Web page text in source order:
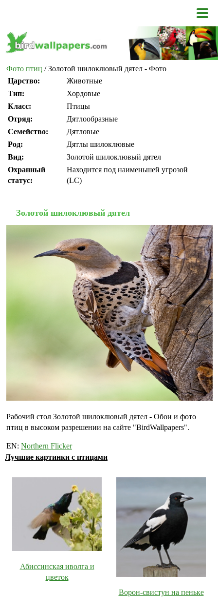
Фото птиц / Золотой шилоклювый дятел - Фото
Царство:
Животные
Тип:
Хордовые
Класс:
Птицы
Отряд:
Дятлообразные
Семейство:
Дятловые
Род:
Дятлы шилоклювые
Вид:
Золотой шилоклювый дятел
Охранный
статус:
Находится под наименьшей угрозой
(LC)
Золотой шилоклювый дятел
Рабочий стол Золотой шилоклювый дятел - Обои и фото
птиц в высоком разрешении на сайте "BirdWallpapers".
EN: Northern Flicker
Лучшие картинки с птицами
Абиссинская иволга и
цветок
Ворон-свистун на пеньке